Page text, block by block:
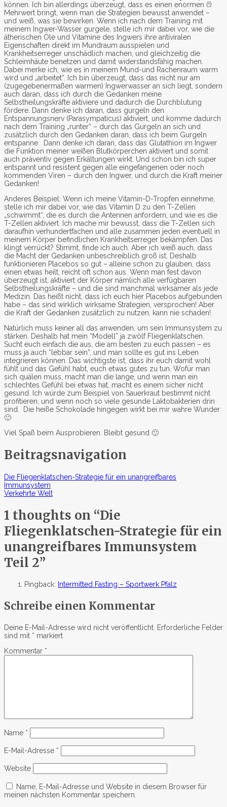
können. Ich bin allerdings überzeugt, dass es einen enormen (!)
Mehrwert bringt, wenn man die Strategien bewusst anwendet –
und weiß, was sie bewirken. Wenn ich nach dem Training mit
meinem Ingwer-Wasser gurgele, stelle ich mir dabei vor, wie die
ätherischen Öle und Vitamine des Ingwers ihre antiviralen
Eigenschaften direkt im Mundraum ausspielen und
Krankheitserreger unschädlich machen, und gleichzeitig die
Schleimhäute benetzen und damit widerstandsfähig machen.
Dabei merke ich, wie es in meinem Mund-und Rachenraum warm
wird und „arbeitet“. Ich bin überzeugt, dass das nicht nur am
(zugegebenermaßen warmen) Ingwerwasser an sich liegt, sondern
auch daran, dass ich durch die Gedanken meine
Selbstheilungskräfte aktiviere und dadurch die Durchblutung
fördere. Dann denke ich daran, dass gurgeln den
Entspannungsnerv (Parasympaticus) aktiviert, und komme dadurch
nach dem Training „runter“ – durch das Gurgeln an sich und
zusätzlich durch den Gedanken daran, dass ich beim Gurgeln
entspanne. Dann denke ich daran, dass das Glutathion im Ingwer
die Funktion meiner weißen Blutkörperchen aktiviert und somit
auch präventiv gegen Erkältungen wirkt. Und schon bin ich super
entspannt und resistent gegen alle eingefangenen oder noch
kommenden Viren – durch den Ingwer, und durch die Kraft meiner
Gedanken!
Anderes Beispiel: Wenn ich meine Vitamin-D-Tropfen einnehme,
stelle ich mir dabei vor, wie das Vitamin D zu den T-Zellen
„schwimmt“, die es durch die Antennen anfordern, und wie es die
T-Zellen aktiviert. Ich mache mir bewusst, dass die T-Zellen sich
daraufhin verhundertfachen und alle zusammen jeden eventuell in
meinem Körper befindlichen Krankheitserreger bekämpfen. Das
klingt verrückt? Stimmt, finde ich auch. Aber ich weiß auch, dass
die Macht der Gedanken unbeschreiblich groß ist. Deshalb
funktionieren Placebos so gut – alleine schon zu glauben, dass
einen etwas heilt, reicht oft schon aus. Wenn man fest davon
überzeugt ist, aktiviert der Körper nämlich alle verfügbaren
Selbstheilungskräfte – und die sind manchmal wirksamer als jede
Medizin. Das heißt nicht, dass ich euch hier Placebos aufgebunden
habe – das sind wirklich wirksame Strategien, versprochen! Aber
die Kraft der Gedanken zusätzlich zu nutzen, kann nie schaden!
Natürlich muss keiner all das anwenden, um sein Immunsystem zu
stärken. Deshalb hat mein “Modell” ja zwölf Fliegenklatschen.
Sucht euch einfach die aus, die am besten zu euch passen – es
muss ja auch “lebbar sein”, und man sollte es gut ins Leben
integrieren können. Das wichtigste ist, dass ihr euch damit wohl
fühlt und das Gefühl habt, euch etwas gutes zu tun. Wofür man
sich quälen muss, macht man die lange, und wenn man ein
schlechtes Gefühl bei etwas hat, macht es einem sicher nicht
gesund. Ich würde zum Beispiel von Sauerkraut bestimmt nicht
profitieren, und wenn noch so viele gesunde Laktobakterien drin
sind. Die heiße Schokolade hingegen wirkt bei mir wahre Wunder
🙂
Viel Spaß beim Ausprobieren. Bleibt gesund 🙂
Beitragsnavigation
Die Fliegenklatschen-Strategie für ein unangreifbares
Immunsystem
Verkehrte Welt
1 thoughts on “Die
Fliegenklatschen-Strategie für ein
unangreifbares Immunsystem
Teil 2”
Pingback: Intermitted Fasting – Sportwerk Pfalz
Schreibe einen Kommentar
Deine E-Mail-Adresse wird nicht veröffentlicht. Erforderliche Felder
sind mit * markiert
Kommentar *
Name *
E-Mail-Adresse *
Website
Name, E-Mail-Adresse und Website in diesem Browser für
meinen nächsten Kommentar speichern.